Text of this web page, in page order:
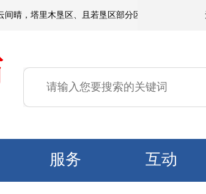
晴，塔里木垦区、且若垦区部分区域有短时扬沙
服务 互动